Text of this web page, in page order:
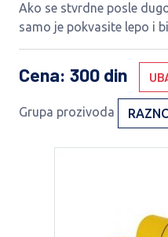
Ako se stvrdne posle
samo je pokvasite lepo i
Cena: 300 din
Grupa prozivoda